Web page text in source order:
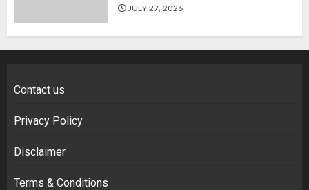
JULY 27, 2026
Contact us
Privacy Policy
Disclaimer
Terms & Conditions